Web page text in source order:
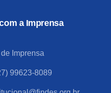
a Imprensa
Imprensa
99623-8089